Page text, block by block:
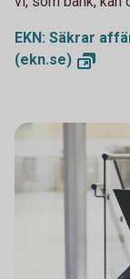
EKN: Säkrar
(ekn.se)